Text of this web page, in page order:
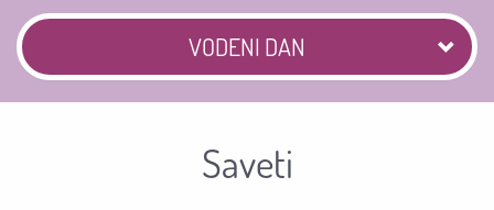
VODENI DAN
Saveti